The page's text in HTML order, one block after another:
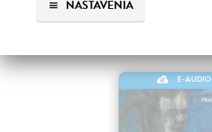
NASTAVENIA
E-AUDIO